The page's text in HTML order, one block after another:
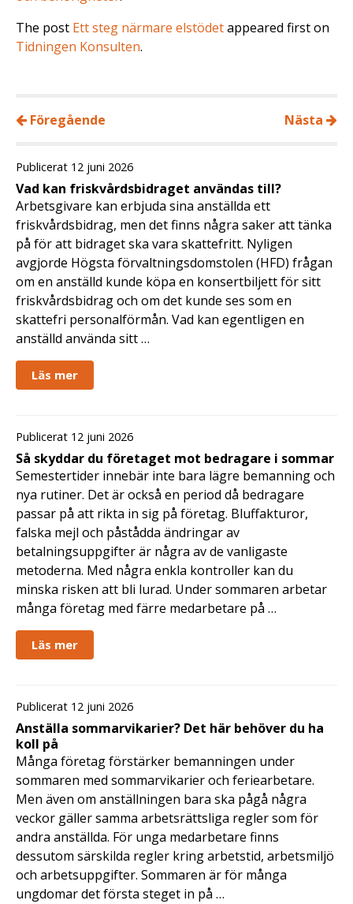
The post Ett steg närmare elstödetappeared first on
Tidningen Konsulten.
Föregående Nästa
Publicerat 12 juni 2026
Vad kan friskvårdsbidraget användas till?
Arbetsgivare kan erbjuda sina anställda ett
friskvårdsbidrag, men det finns några saker att tänka
på för att bidraget ska vara skattefritt. Nyligen
avgjorde Högsta förvaltningsdomstolen (HFD) frågan
om en anställd kunde köpa en konsertbiljett för sitt
friskvårdsbidrag och om det kunde ses som en
skattefri personalförmån. Vad kan egentligen en
anställd använda sitt …
Läs mer
Publicerat 12 juni 2026
Så skyddar du företaget mot bedragare i sommar
Semestertider innebär inte bara lägre bemanning och
nya rutiner. Det är också en period då bedragare
passar på att rikta in sig på företag. Bluffakturor,
falska mejl och påstådda ändringar av
betalningsuppgifter är några av de vanligaste
metoderna. Med några enkla kontroller kan du
minska risken att bli lurad. Under sommaren arbetar
många företag med färre medarbetare på …
Läs mer
Publicerat 12 juni 2026
Anställa sommarvikarier? Det här behöver du ha
koll på
Många företag förstärker bemanningen under
sommaren med sommarvikarier och feriearbetare.
Men även om anställningen bara ska pågå några
veckor gäller samma arbetsrättsliga regler som för
andra anställda. För unga medarbetare finns
dessutom särskilda regler kring arbetstid, arbetsmiljö
och arbetsuppgifter. Sommaren är för många
ungdomar det första steget in på …